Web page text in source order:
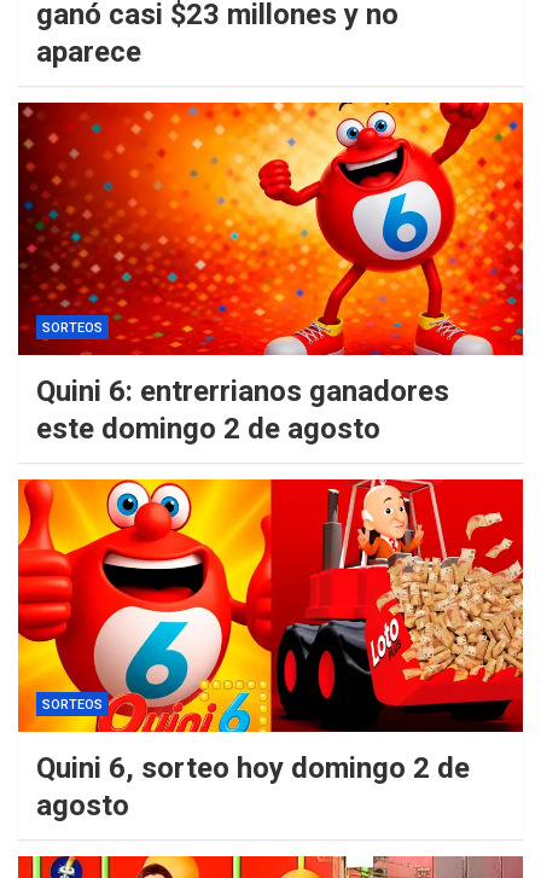
ganó casi $23 millones y no
aparece
SORTEOS
Quini 6: entrerrianos ganadores
este domingo 2 de agosto
SORTEOS
Quini 6, sorteo hoy domingo 2 de
agosto